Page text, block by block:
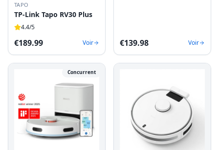
TAPO
TP-Link Tapo RV30 Plus
4.4/5
€189.99 Voir €139.98 Voir
Concurrent